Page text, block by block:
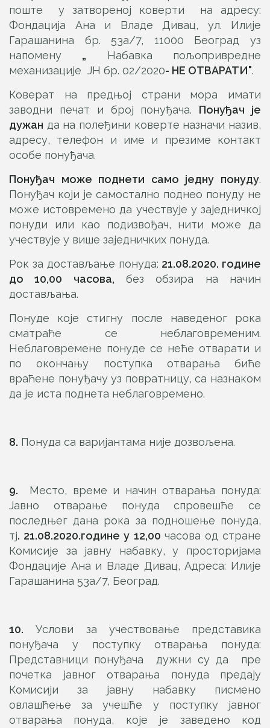
поште у затвореној коверти на адресу:
Фондација Ана и Владе Дивац, ул. Илије
Гарашанина бр. 53а/7, 11000 Београд уз
напомену „ Набавка пољопривредне
механизације ЈН бр. 02/2020- НЕ ОТВАРАТИ".
Коверат на предњој страни мора имати
заводни печат и број понуђача. Понуђач је
дужан да на полеђини коверте назначи назив,
адресу, телефон и име и презиме контакт
особе понуђача.
Понуђач може поднети само једну понуду.
Понуђач који је самостално поднео понуду не
може истовремено да учествује у заједничкој
понуди или као подизвођач, нити може да
учествује у више заједничких понуда.
Рок за достављање понуда: 21.08.2020. године
до 10,00 часова, без обзира на начин
достављања.
Понуде које стигну после наведеног рока
сматраће се неблаговременим.
Неблаговремене понуде се неће отварати и
по окончању поступка отварања биће
враћене понуђачу уз повратницу, са назнаком
да је иста поднета неблаговремено.
8. Понуда са варијантама није дозвољена.
9. Место, време и начин отварања понуда:
Јавно отварање понуда спровешће се
последњег дана рока за подношење понуда,
тј. 21.08.2020.године у 12,00 часова од стране
Комисије за јавну набавку, у просторијама
Фондације Ана и Владе Дивац, Адреса: Илије
Гарашанина 53а/7, Београд.
10. Услови за учествовање представика
понуђача у поступку отварања понуда:
Представници понуђача дужни су да пре
почетка јавног отварања понуда предају
Комисији за јавну набавку писмено
овлашћење за учешће у поступку јавног
отварања понуда, које је заведено код